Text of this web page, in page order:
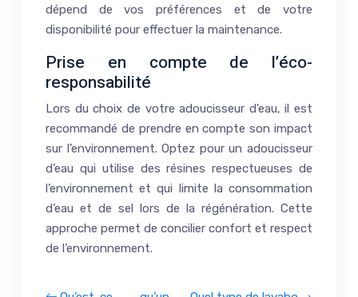
dépend de vos préférences et de votre
disponibilité pour effectuer la maintenance.
Prise en compte de l’éco-
responsabilité
Lors du choix de votre adoucisseur d’eau, il est
recommandé de prendre en compte son impact
sur l’environnement. Optez pour un adoucisseur
d’eau qui utilise des résines respectueuses de
l’environnement et qui limite la consommation
d’eau et de sel lors de la régénération. Cette
approche permet de concilier confort et respect
de l’environnement.